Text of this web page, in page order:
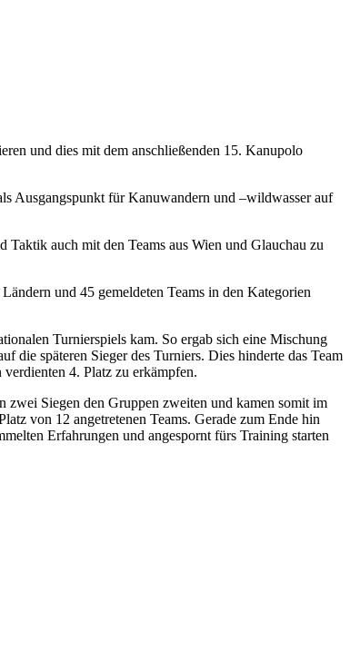
und dies mit dem anschließenden 15. Kanupolo
Ausgangspunkt für Kanuwandern und –wildwasser auf
auch mit den Teams aus Wien und Glauchau zu
und 45 gemeldeten Teams in den Kategorien
Turnierspiels kam. So ergab sich eine Mischung
die späteren Sieger des Turniers. Dies hinderte das Team
4. Platz zu erkämpfen.
zwei Siegen den Gruppen zweiten und kamen somit im
von 12 angetretenen Teams. Gerade zum Ende hin
Erfahrungen und angespornt fürs Training starten